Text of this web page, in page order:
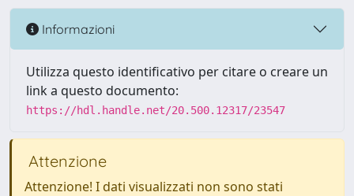
Informazioni
Utilizza questo identificativo per citare o creare un
link a questo documento:
https://hdl.handle.net/20.500.12317/23547
Attenzione
Attenzione! I dati visualizzati non sono stati